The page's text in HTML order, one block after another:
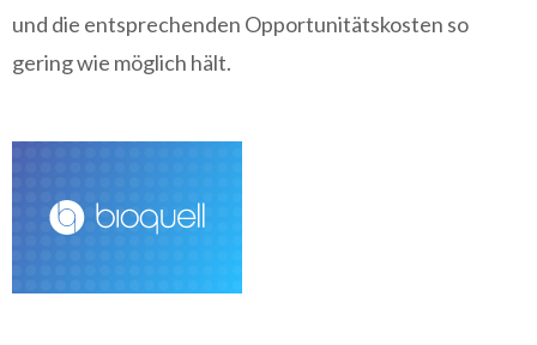
und die entsprechenden Opportunitätskosten so
gering wie möglich hält.